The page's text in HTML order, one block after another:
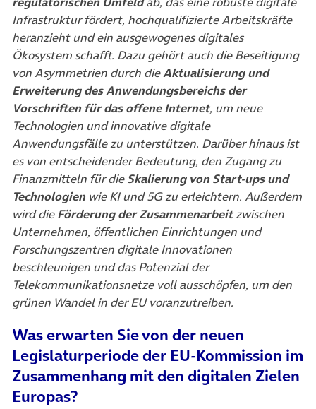
Infrastruktur fördert, hochqualifizierte Arbeitskräfte
heranzieht und ein ausgewogenes digitales
Ökosystem schafft. Dazu gehört auch die Beseitigung
von Asymmetrien durch dieAktualisierung und
Erweiterung des Anwendungsbereichs der
Vorschriften für das offene Internet, um neue
Technologien und innovative digitale
Anwendungsfälle zu unterstützen. Darüber hinaus ist
es von entscheidender Bedeutung, den Zugang zu
Finanzmitteln für dieSkalierung von Start-ups und
Technologienwie KI und 5G zu erleichtern. Außerdem
wird dieFörderung der Zusammenarbeitzwischen
Unternehmen, öffentlichen Einrichtungen und
Forschungszentren digitale Innovationen
beschleunigen und das Potenzial der
Telekommunikationsnetze voll ausschöpfen, um den
grünen Wandel in der EU voranzutreiben.
Was erwarten Sie von der neuen
Legislaturperiode der EU-Kommission im
Zusammenhang mit den digitalen Zielen
Europas?